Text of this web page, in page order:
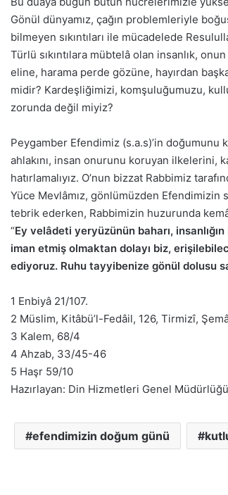
Gönül dünyamız, çağın problemleriyle
bilmeyen sıkıntıları ile mücadelede
Türlü sıkıntılara mübtelâ olan insanlık,
eline, harama perde gözüne, hayırdan
midir? Kardeşliğimizi, komşuluğumuzu,
zorunda değil miyiz?
Peygamber Efendimiz (s.a.s)’in doğumunu
ahlakını, insan onurunu koruyan ilkelerini,
hatırlamalıyız. O’nun bizzat Rabbimiz
Yüce Mevlâmız, gönlümüzden
tebrik ederken, Rabbimizin huzurunda
“Ey velâdeti yeryüzünün baharı,
iman etmiş olmaktan dolayı biz,
ediyoruz. Ruhu tayyibenize gönül dolusu
1 Enbiyâ 21/107.
2 Müslim, Kitâbü’l-Fedâil, 126, Tirmizî,
3 Kalem, 68/4
4 Ahzab, 33/45-46
5 Haşr 59/10
Hazırlayan: Din Hizmetleri Genel Müdürlüğü
efendimizin doğum günü